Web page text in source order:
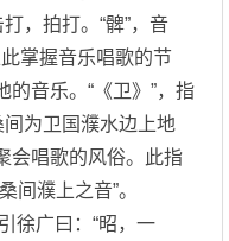
，拍打。“髀”，音
掌握音乐唱歌的节
的音乐。“《卫》”，指
间为卫国濮水边上地
会唱歌的风俗。此指
间濮上之音”。
徐广曰：“昭，一